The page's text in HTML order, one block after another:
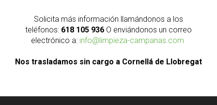
Solicita más información llamándonos a los
teléfonos: 618 105 936 O enviándonos un correo
electrónico a: info@limpieza-campanas.com
Nos trasladamos sin cargo a Cornellá de Llobregat